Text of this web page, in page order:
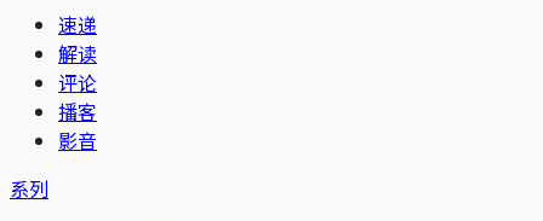
速递
解读
评论
播客
影音
系列